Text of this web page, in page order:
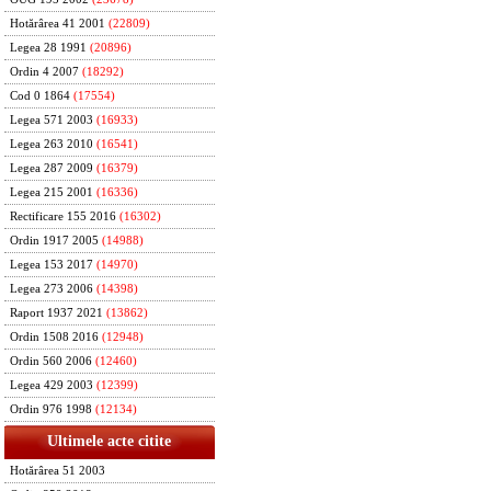
Hotărârea 41 2001 (22809)
Legea 28 1991 (20896)
Ordin 4 2007 (18292)
Cod 0 1864 (17554)
Legea 571 2003 (16933)
Legea 263 2010 (16541)
Legea 287 2009 (16379)
Legea 215 2001 (16336)
Rectificare 155 2016 (16302)
Ordin 1917 2005 (14988)
Legea 153 2017 (14970)
Legea 273 2006 (14398)
Raport 1937 2021 (13862)
Ordin 1508 2016 (12948)
Ordin 560 2006 (12460)
Legea 429 2003 (12399)
Ordin 976 1998 (12134)
Ultimele acte citite
Hotărârea 51 2003